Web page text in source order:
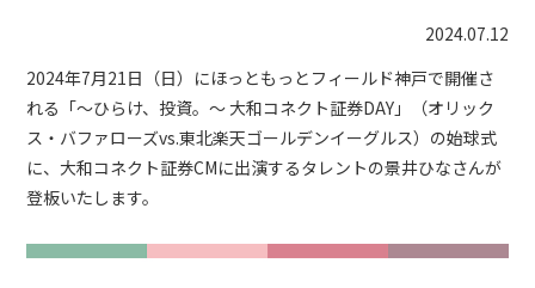
2024.07.12
2024年7月21日（日）にほっともっとフィールド神戸で開催さ
れる「～ひらけ、投資。～ 大和コネクト証券DAY」（オリック
ス・バファローズvs.東北楽天ゴールデンイーグルス）の始球式
に、大和コネクト証券CMに出演するタレントの景井ひなさんが
登板いたします。